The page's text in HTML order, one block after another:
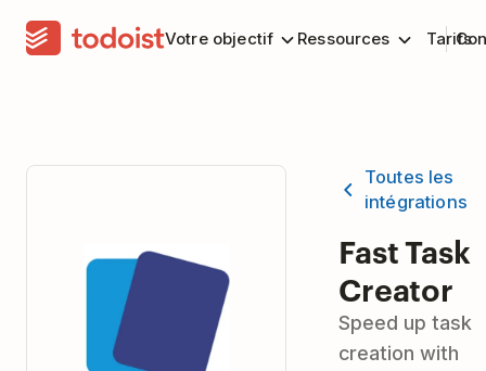
Votre objectif Ressources Tarifs
Toutes les
intégrations
Fast Task
Creator
Speed up task
creation with